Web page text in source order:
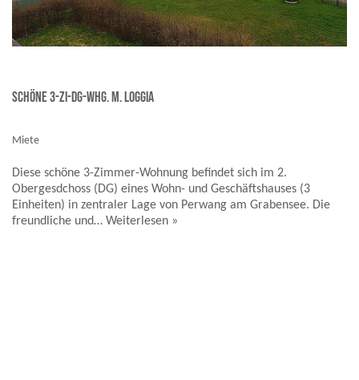
Schöne 3-Zi-DG-Whg. m. Loggia
Miete
Diese schöne 3-Zimmer-Wohnung befindet sich im 2.
Obergesdchoss (DG) eines Wohn- und Geschäftshauses (3
Einheiten) in zentraler Lage von Perwang am Grabensee. Die
freundliche und… Weiterlesen »